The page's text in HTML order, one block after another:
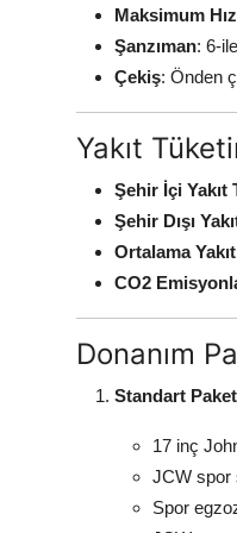
Maksimum Hız
Şanzıman: 6-
Çekiş: Önden
Yakıt
Şehir İçi Yakıt
Şehir Dışı
Ortalama
CO2
Donanım
Standart Paket
17 inç
JCW spor
Spor